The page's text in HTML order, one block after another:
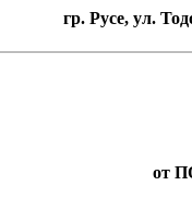
гр. Русе, ул.
от